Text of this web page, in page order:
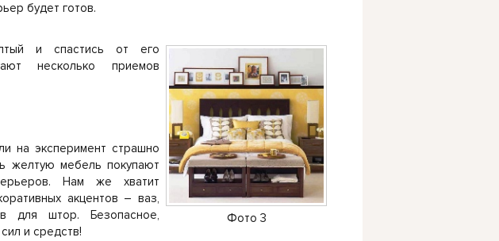
будет готов.
Фото 3
и спастись от его
несколько приемов
на эксперимент страшно
желтую мебель покупают
Нам же хватит
акцентов – ваз,
для штор. Безопасное,
и средств!